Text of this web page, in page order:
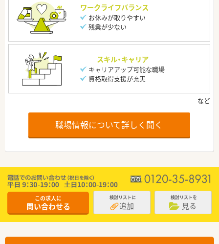
ワークライフバランス
お休みが取りやすい
残業が少ない
スキル・キャリア
キャリアアップ可能な職場
資格取得支援が充実
職場情報について詳しく聞く
この求人に
問い合わせる
検討リストに
追加
検討リストを
見る